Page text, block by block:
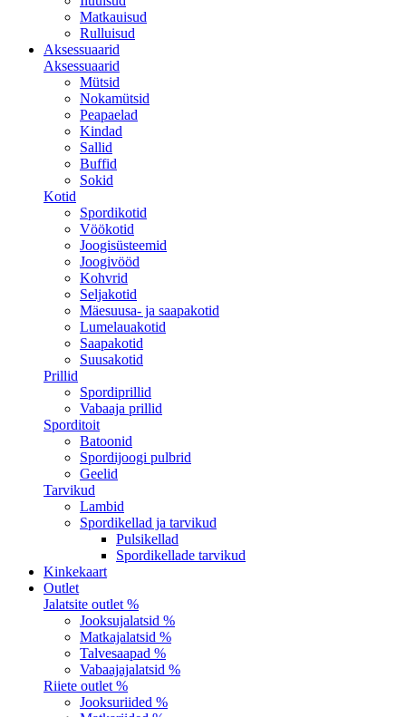
Matkauisud
Rulluisud
Aksessuaarid
Aksessuaarid
Mütsid
Nokamütsid
Peapaelad
Kindad
Sallid
Buffid
Sokid
Kotid
Spordikotid
Vöökotid
Joogisüsteemid
Joogivööd
Kohvrid
Seljakotid
Mäesuusa- ja saapakotid
Lumelauakotid
Saapakotid
Suusakotid
Prillid
Spordiprillid
Vabaaja prillid
Sporditoit
Batoonid
Spordijoogi pulbrid
Geelid
Tarvikud
Lambid
Spordikellad ja tarvikud
Pulsikellad
Spordikellade tarvikud
Kinkekaart
Outlet
Jalatsite outlet %
Jooksujalatsid %
Matkajalatsid %
Talvesaapad %
Vabaajajalatsid %
Riiete outlet %
Jooksuriided %